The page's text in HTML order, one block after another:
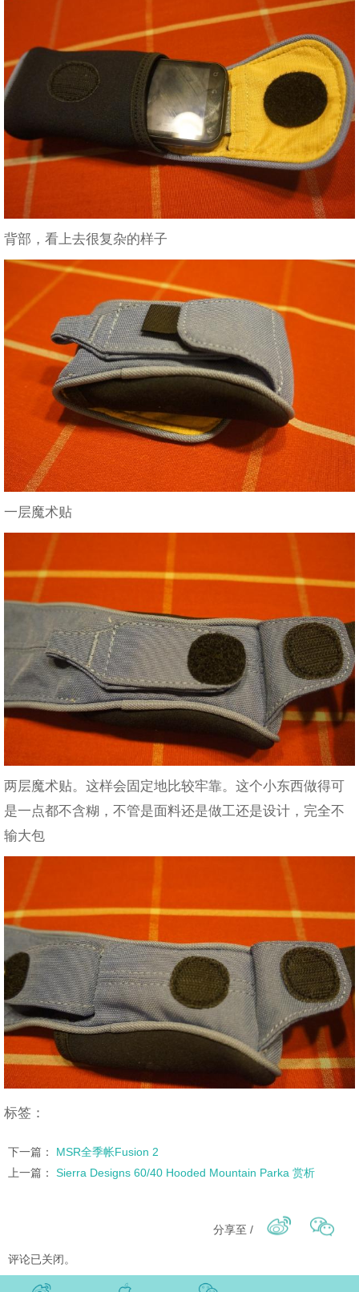
背部，看上去很复杂的样子
一层魔术贴
两层魔术贴。这样会固定地比较牢靠。这个小东西做得可
是一点都不含糊，不管是面料还是做工还是设计，完全不
输大包
标签：
下一篇： MSR全季帐Fusion 2
上一篇： Sierra Designs 60/40 Hooded Mountain Parka 赏析
分享至 /
评论已关闭。